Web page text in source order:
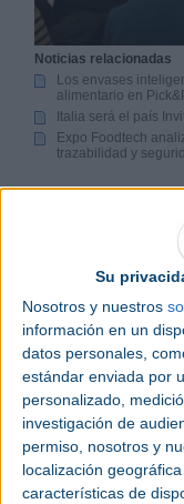
Su
Nosotros y nuestros
información en un
datos personales,
estándar enviada por
personalizado,
investigación de
permiso, nosotros y
localización
características de
Noticias relacionadas
Los envases
alimentario en
Italia será el país
Expo Foodtech
trazabilidad y
Pick&Pack for
próximos 27 y 28
Exhibition
industria
que están
logística , la
aplicada al
simultánea con
Bilbao como
innovación
modelos
conectados.